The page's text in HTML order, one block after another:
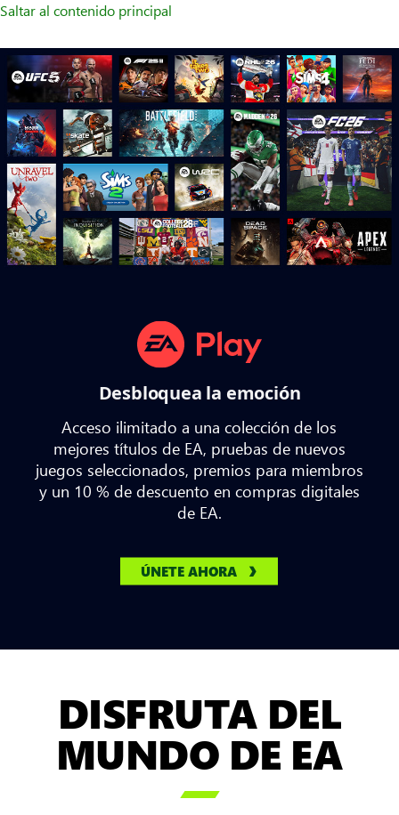
Saltar al contenido principal
Desbloquea la emoción
Acceso ilimitado a una colección de los
mejores títulos de EA, pruebas de nuevos
juegos seleccionados, premios para miembros
y un 10 % de descuento en compras digitales
de EA.
ÚNETE AHORA
DISFRUTA DEL
MUNDO DE EA
